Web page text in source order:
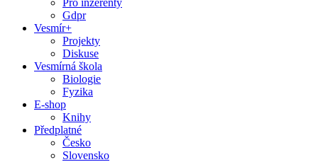
Gdpr
Vesmír+
Projekty
Diskuse
Vesmírná škola
Biologie
Fyzika
E-shop
Knihy
Předplatné
Česko
Slovensko